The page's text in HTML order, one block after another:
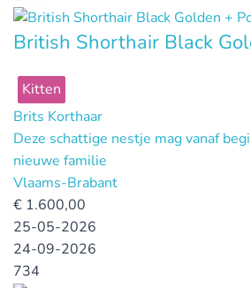
British Shorthair Black
Kitten
Brits Korthaar
Deze schattige nestje mag vanaf
nieuwe familie
Vlaams-Brabant
€ 1.600,00
25-05-2026
24-09-2026
734